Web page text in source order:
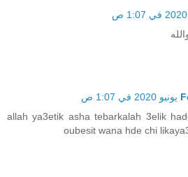
allah ya3etik asha tebarkalah 3elik
oubesit wana hde chi